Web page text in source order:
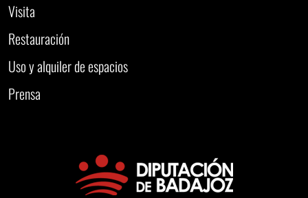
Visita
Restauración
Uso y alquiler de espacios
Prensa